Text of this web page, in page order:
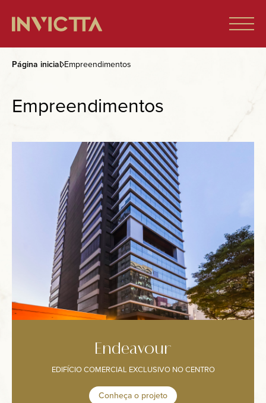
Imóveis à venda
Empreendimentos
Sobre nós
Anuncie
Contato
Página inicial Empreendimentos
Empreendimentos
Endeavour
EDIFÍCIO COMERCIAL EXCLUSIVO NO CENTRO
Conheça o projeto